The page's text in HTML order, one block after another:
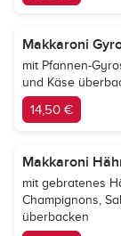
Makkaroni
mit Pfannen-
und Käse
14,50 €
Makkaroni
mit gebratenes
Champignons,
überbacken